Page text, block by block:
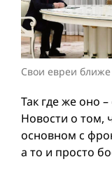
Свои евреи
Так где же оно
Новости о том,
основном с
а то и просто